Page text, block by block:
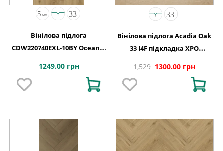
Вінілова підлога
CDW220740EXL-10BY Oceania
1220x180x5
1249.00 грн
Вінілова підлога Acadia Oak
33 I4F підкладка XPO
1,529 1300.00 грн